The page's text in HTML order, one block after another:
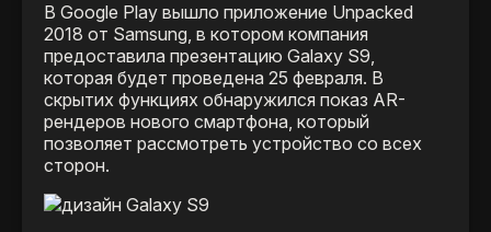
В Google Play вышло приложение Unpacked
2018 от Samsung, в котором компания
предоставила презентацию Galaxy S9,
которая будет проведена 25 февраля. В
скрытих функциях обнаружился показ AR-
рендеров нового смартфона, который
позволяет рассмотреть устройство со всех
сторон.